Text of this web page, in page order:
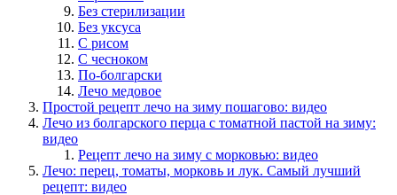
Без стерилизации
Без уксуса
С рисом
С чесноком
По-болгарски
Лечо медовое
Простой рецепт лечо на зиму пошагово: видео
Лечо из болгарского перца с томатной пастой на зиму:
видео
Рецепт лечо на зиму с морковью: видео
Лечо: перец, томаты, морковь и лук. Самый лучший
рецепт: видео